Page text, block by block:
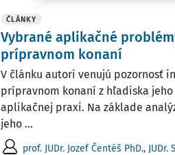
ČLÁNKY
Vybrané aplikačné
prípravnom konaní
V článku autori venujú pozornosť
prípravnom konaní z hľadiska
aplikačnej praxi. Na základe
jeho ...
prof. JUDr. Jozef Čentéš PhD., JUDr.